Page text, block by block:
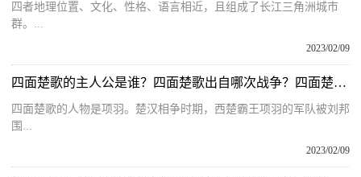
四者地理位置、文化、性格、语言相近，且组成了长江三角洲城市
群。...
2023/02/09
四面楚歌的主人公是谁？四面楚歌出自哪次战争？四面楚歌出处和含义
四面楚歌的人物是项羽。楚汉相争时期，西楚霸王项羽的军队被刘邦
围...
2023/02/09